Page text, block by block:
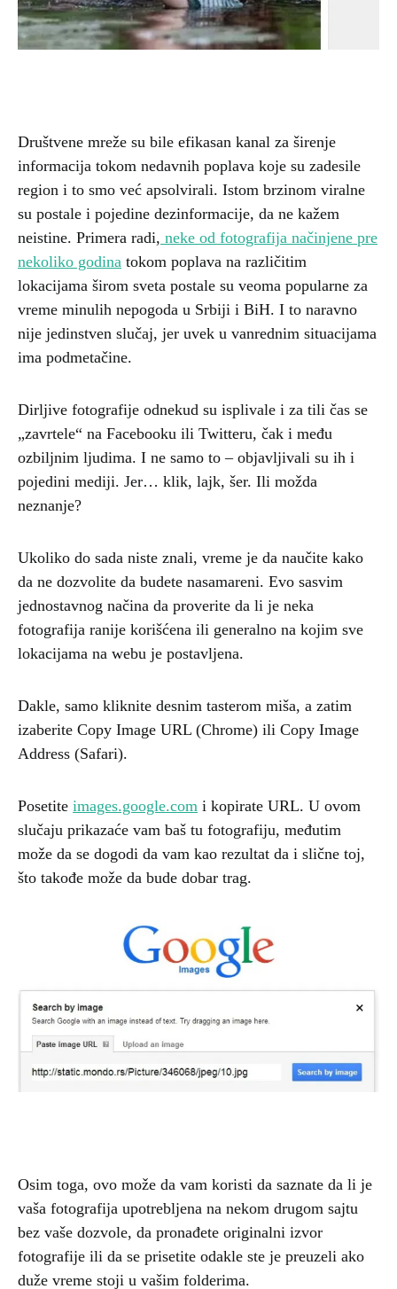
Društvene mreže su bile efikasan kanal za širenje
informacija tokom nedavnih poplava koje su zadesile
region i to smo već apsolvirali. Istom brzinom viralne
su postale i pojedine dezinformacije, da ne kažem
neistine. Primera radi, neke od fotografija načinjene pre
nekoliko godina tokom poplava na različitim
lokacijama širom sveta postale su veoma popularne za
vreme minulih nepogoda u Srbiji i BiH. I to naravno
nije jedinstven slučaj, jer uvek u vanrednim situacijama
ima podmetačine.
Dirljive fotografije odnekud su isplivale i za tili čas se
„zavrtele“ na Facebooku ili Twitteru, čak i među
ozbiljnim ljudima. I ne samo to – objavljivali su ih i
pojedini mediji. Jer… klik, lajk, šer. Ili možda
neznanje?
Ukoliko do sada niste znali, vreme je da naučite kako
da ne dozvolite da budete nasamareni. Evo sasvim
jednostavnog načina da proverite da li je neka
fotografija ranije korišćena ili generalno na kojim sve
lokacijama na webu je postavljena.
Dakle, samo kliknite desnim tasterom miša, a zatim
izaberite Copy Image URL (Chrome) ili Copy Image
Address (Safari).
Posetite images.google.com i kopirate URL. U ovom
slučaju prikazaće vam baš tu fotografiju, međutim
može da se dogodi da vam kao rezultat da i slične toj,
što takođe može da bude dobar trag.
Osim toga, ovo može da vam koristi da saznate da li je
vaša fotografija upotrebljena na nekom drugom sajtu
bez vaše dozvole, da pronađete originalni izvor
fotografije ili da se prisetite odakle ste je preuzeli ako
duže vreme stoji u vašim folderima.